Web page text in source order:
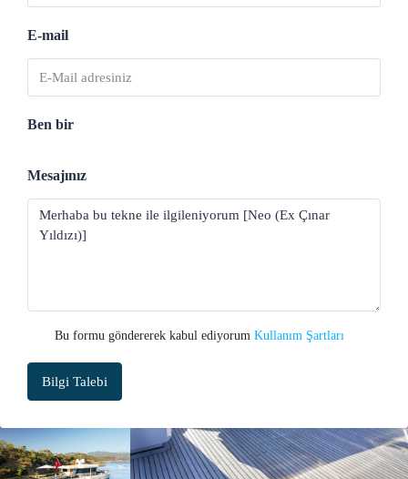
E-mail
Ben bir
Mesajınız
Bu formu göndererek kabul ediyorum Kullanım Şartları
Bilgi Talebi